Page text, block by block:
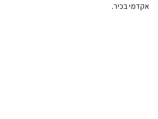
אקדמי בכיר.